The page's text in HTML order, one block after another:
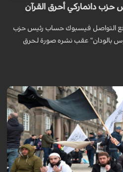
دانماركي أحرق القرآن
التواصل فيسبوك حساب رئيس حزب
بالودان" عقب نشره صورة لحرق